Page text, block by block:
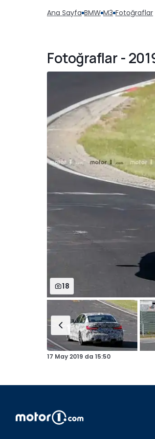
Ana Sayfa BMW M3 Fotoğraflar
Fotoğraflar -
18
17 May 2019 da 15:50